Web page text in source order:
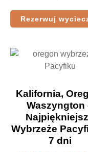
Rezerwuj
Kalifornia,
Waszyngton
Wybrzeże
7 dni